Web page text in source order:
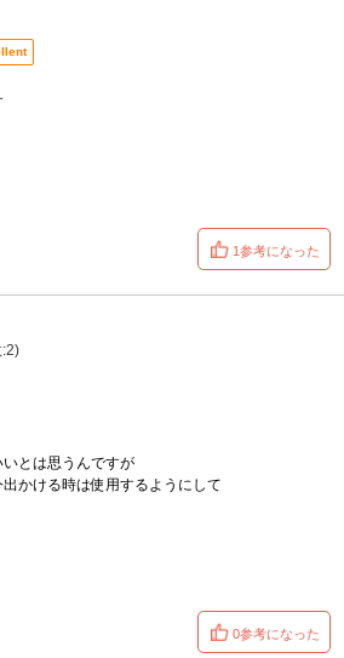
1参考になった
とは思うんですが
かける時は使用するようにして
0参考になった